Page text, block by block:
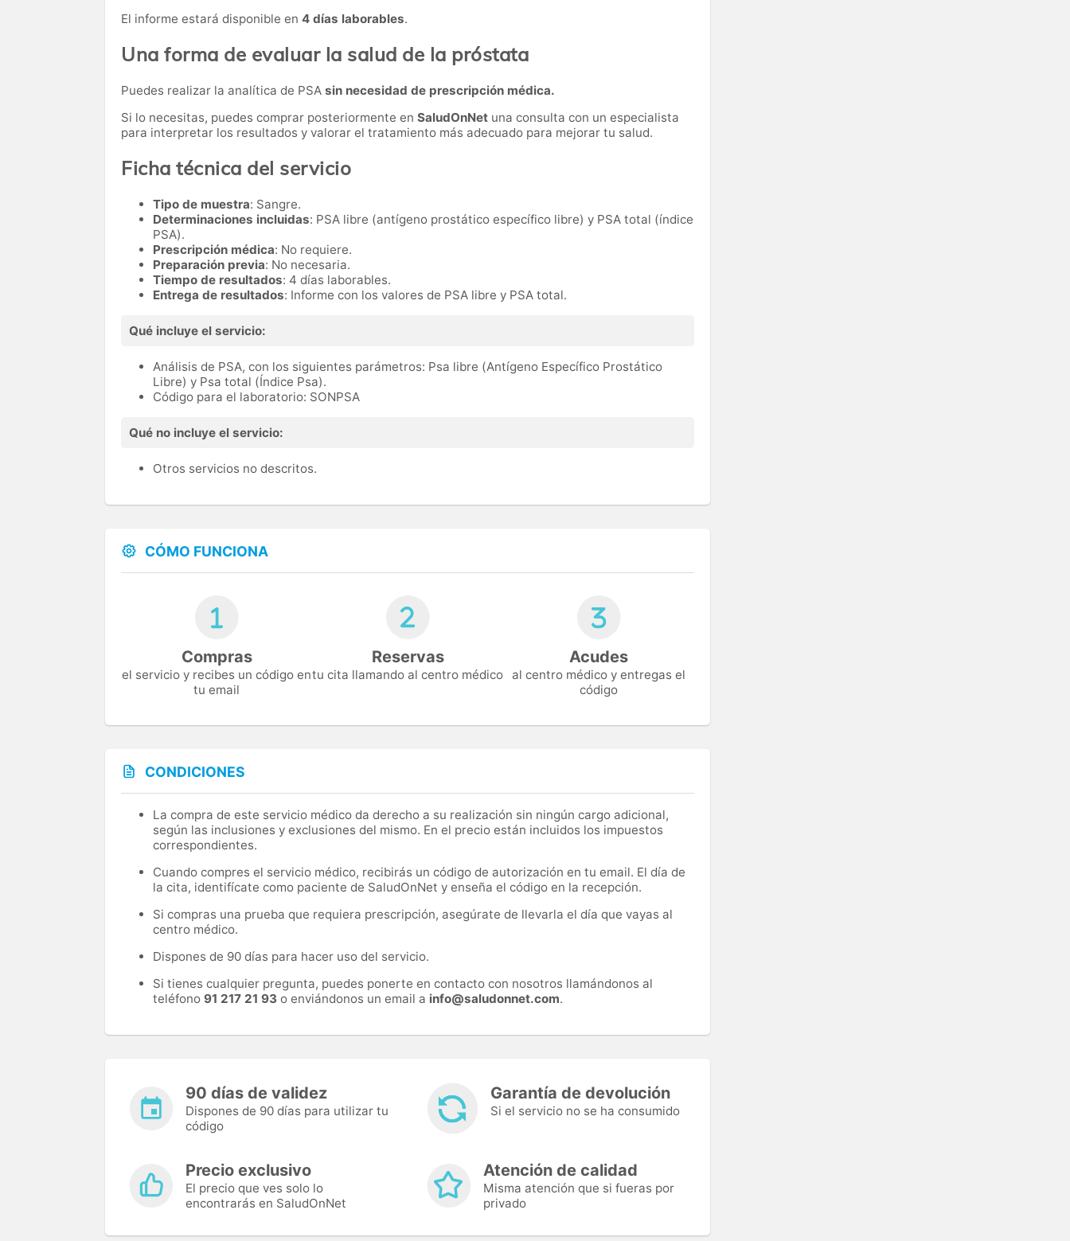
El informe estará disponible en 4 días laborables.
Una forma de evaluar la salud de la próstata
Puedes realizar la analítica de PSA sin necesidad de prescripción médica.
Si lo necesitas, puedes comprar posteriormente en SaludOnNet una consulta con un especialista
para interpretar los resultados y valorar el tratamiento más adecuado para mejorar tu salud.
Ficha técnica del servicio
Tipo de muestra: Sangre.
Determinaciones incluidas: PSA libre (antígeno prostático específico libre) y PSA total (índice
PSA).
Prescripción médica: No requiere.
Preparación previa: No necesaria.
Tiempo de resultados: 4 días laborables.
Entrega de resultados: Informe con los valores de PSA libre y PSA total.
Qué incluye el servicio:
Análisis de PSA, con los siguientes parámetros: Psa libre (Antígeno Específico Prostático
Libre) y Psa total (Índice Psa).
Código para el laboratorio: SONPSA
Qué no incluye el servicio:
Otros servicios no descritos.
CÓMO FUNCIONA
Compras
el servicio y recibes un código en
tu email
Reservas
tu cita llamando al centro médico
Acudes
al centro médico y entregas el
código
CONDICIONES
La compra de este servicio médico da derecho a su realización sin ningún cargo adicional,
según las inclusiones y exclusiones del mismo. En el precio están incluidos los impuestos
correspondientes.
Cuando compres el servicio médico, recibirás un código de autorización en tu email. El día de
la cita, identifícate como paciente de SaludOnNet y enseña el código en la recepción.
Si compras una prueba que requiera prescripción, asegúrate de llevarla el día que vayas al
centro médico.
Dispones de 90 días para hacer uso del servicio.
Si tienes cualquier pregunta, puedes ponerte en contacto con nosotros llamándonos al
teléfono 91 217 21 93 o enviándonos un email a info@saludonnet.com.
90 días de validez
Dispones de 90 días para utilizar tu
código
Garantía de devolución
Si el servicio no se ha consumido
Precio exclusivo
El precio que ves solo lo
encontrarás en SaludOnNet
Atención de calidad
Misma atención que si fueras por
privado